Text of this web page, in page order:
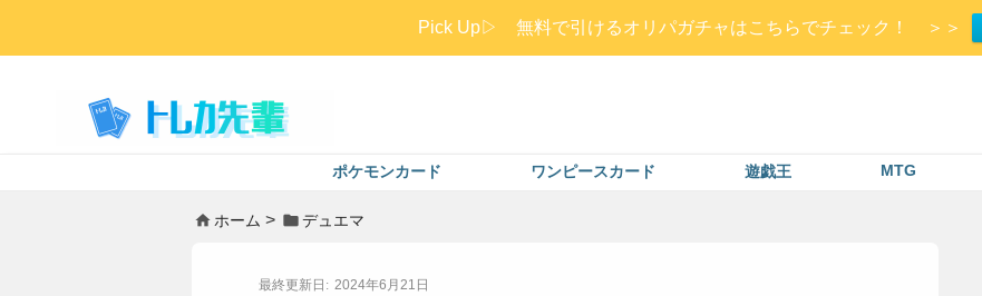
Pick Up▷ 無料で引けるオリパガチャはこちらでチェック！ ＞＞
ポケモンカード ワンピースカード 遊戯王 MTG
ホーム デュエマ
2024年6月21日